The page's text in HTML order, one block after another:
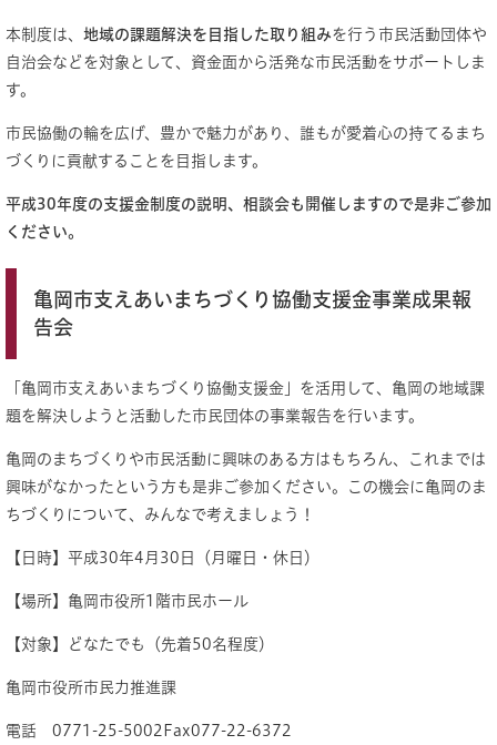
本制度は、 地域の課題解決を目指した取り組みを行う市民活動団体や
自治会などを対象として、資金面から活発な市民活動をサポートしま
す。
市民協働の輪を広げ、豊かで魅力があり、誰もが愛着心の持てるまち
づくりに貢献することを目指します。
平成30年度の支援金制度の説明、相談会も開催しますので是非ご参加
ください。
亀岡市支えあいまちづくり協働支援金事業成果報
告会
「亀岡市支えあいまちづくり協働支援金」を活用して、亀岡の地域課
題を解決しようと活動した市民団体の事業報告を行います。
亀岡のまちづくりや市民活動に興味のある方はもちろん、これまでは
興味がなかったという方も是非ご参加ください。この機会に亀岡のま
ちづくりについて、みんなで考えましょう！
【日時】平成30年4月30日（月曜日・休日）
【場所】亀岡市役所1階市民ホール
【対象】どなたでも（先着50名程度）
亀岡市役所市民力推進課
電話 0771-25-5002Fax077-22-6372